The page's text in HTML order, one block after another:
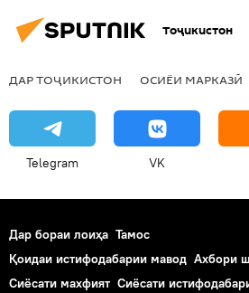
Тоҷикистон
ДАР ТОҶИКИСТОН ОСИЁИ МАРКАЗӢ
Telegram VK
Дар бораи лоиҳа Тамос
Қоидаи истифодабарии мавод Ахбори
Сиёсати махфият Сиёсати